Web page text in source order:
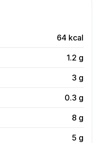
64 kcal
1.2 g
3 g
0.3 g
8 g
5 g